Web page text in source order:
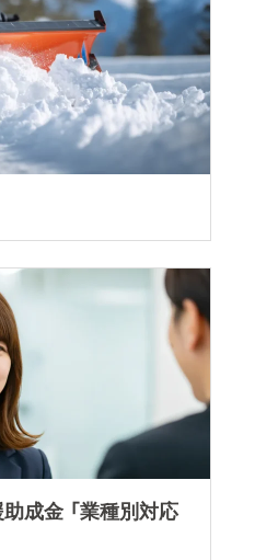
成金 「業種別対応
成金 「業種別対応コー